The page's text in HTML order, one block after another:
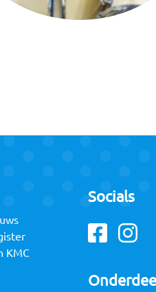
KMC
Socials